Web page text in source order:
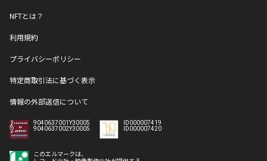
NFTとは？
利用規約
プライバシーポリシー
特定商取引法に基づく表示
情報の外部送信について
9040637001Y30005
9040637002Y30005
ID000007419
ID000007420
このエルマークは、